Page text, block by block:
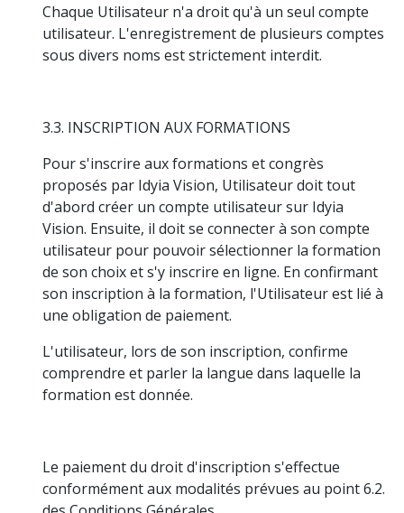
Chaque Utilisateur n'a droit qu'à un seul compte
utilisateur. L'enregistrement de plusieurs comptes
sous divers noms est strictement interdit.
3.3. INSCRIPTION AUX FORMATIONS
Pour s'inscrire aux formations et congrès
proposés par Idyia Vision, Utilisateur doit tout
d'abord créer un compte utilisateur sur Idyia
Vision. Ensuite, il doit se connecter à son compte
utilisateur pour pouvoir sélectionner la formation
de son choix et s'y inscrire en ligne. En confirmant
son inscription à la formation, l'Utilisateur est lié à
une obligation de paiement.
L'utilisateur, lors de son inscription, confirme
comprendre et parler la langue dans laquelle la
formation est donnée.
Le paiement du droit d'inscription s'effectue
conformément aux modalités prévues au point 6.2.